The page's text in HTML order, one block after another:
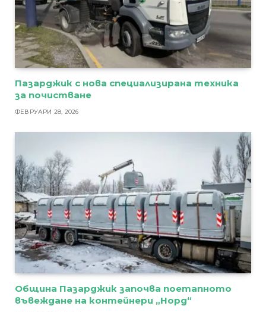
Пазарджик с нова специализирана техника
за почистване
ФЕВРУАРИ 28, 2026
Община Пазарджик започва поетапното
въвеждане на контейнери „Норд“